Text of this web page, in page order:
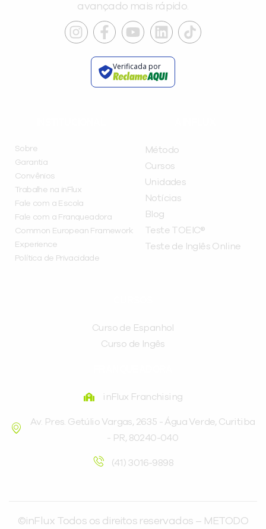
avançado mais rápido.
Verificada por
Sobre
Garantia
Convênios
Trabalhe na inFlux
Fale com a Escola
Fale com a Franqueadora
Common European Framework
Experience
Política de Privacidade
Método
Cursos
Unidades
Notícias
Blog
Teste TOEIC®
Teste de Inglês Online
Curso de Espanhol
Curso de Ingês
inFlux Franchising
Av. Pres. Getúlio Vargas, 2635 - Água Verde, Curitiba
- PR, 80240-040
(41) 3016-9898
©inFlux Todos os direitos reservados – METODO